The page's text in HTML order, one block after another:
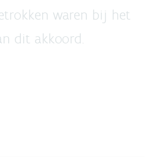
waren bij het
dit akkoord.